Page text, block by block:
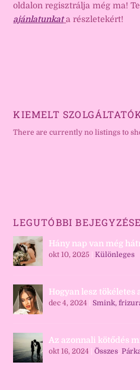
oldalon regisztrálja még ma!
ajánlatunkat a részletekért!
KIEMELT
There are currently no listings to
LEGUTÓBBI
Hány nap van még
okt 10, 2025 |Különleges
Hogyan lesz
dec 4, 2024 |Smink,
Az azonnali kötődés
okt 16, 2024 |Összes,